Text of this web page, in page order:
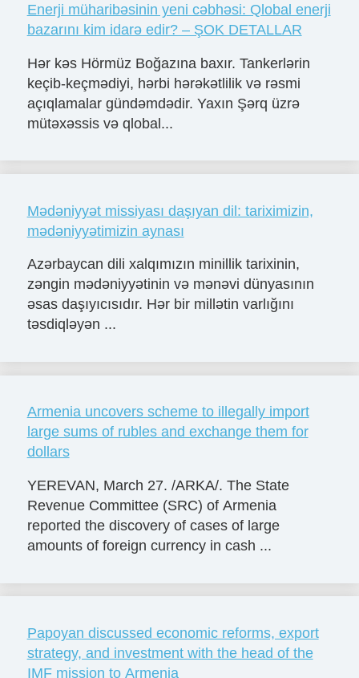
Enerji müharibəsinin yeni cəbhəsi: Qlobal enerji
bazarını kim idarə edir? – ŞOK DETALLAR
Hər kəs Hörmüz Boğazına baxır. Tankerlərin
keçib-keçmədiyi, hərbi hərəkətlilik və rəsmi
açıqlamalar gündəmdədir. Yaxın Şərq üzrə
mütəxəssis və qlobal...
Mədəniyyət missiyası daşıyan dil: tariximizin,
mədəniyyətimizin aynası
Azərbaycan dili xalqımızın minillik tarixinin,
zəngin mədəniyyətinin və mənəvi dünyasının
əsas daşıyıcısıdır. Hər bir millətin varlığını
təsdiqləyən ...
Armenia uncovers scheme to illegally import
large sums of rubles and exchange them for
dollars
YEREVAN, March 27. /ARKA/. The State
Revenue Committee (SRC) of Armenia
reported the discovery of cases of large
amounts of foreign currency in cash ...
Papoyan discussed economic reforms, export
strategy, and investment with the head of the
IMF mission to Armenia